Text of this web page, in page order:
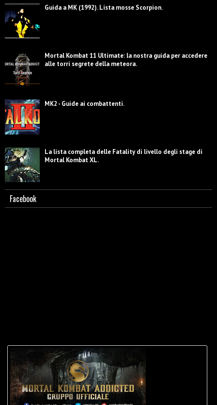
Guida a MK (1992). Lista mosse Scorpion.
Mortal Kombat 11 Ultimate: la nostra guida per accedere
alle torri segrete della meteora.
MK2 - Guide ai combattenti.
La lista completa delle Fatality di livello degli stage di
Mortal Kombat XL.
Facebook